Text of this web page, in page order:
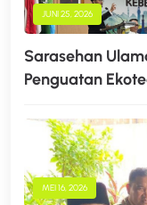
JUNI 25, 2026
Sarasehan
Penguatan
MEI 16, 2026